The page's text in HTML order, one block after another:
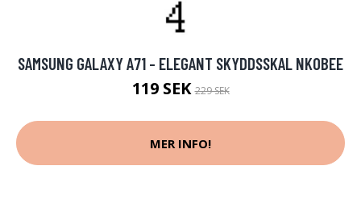
SAMSUNG GALAXY A71 - ELEGANT SKYDDSSKAL NKOBEE
119 SEK229 SEK
MER INFO!